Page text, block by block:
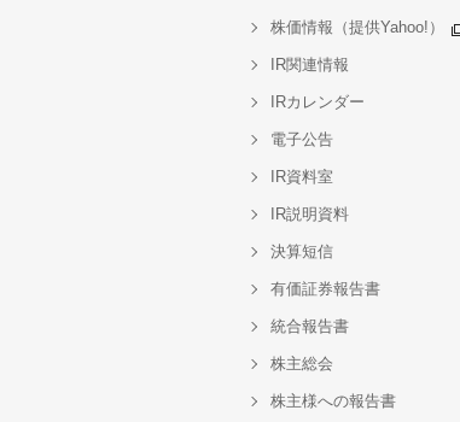
株価情報（提供Yahoo!）
IR関連情報
IRカレンダー
電子公告
IR資料室
IR説明資料
決算短信
有価証券報告書
統合報告書
株主総会
株主様への報告書